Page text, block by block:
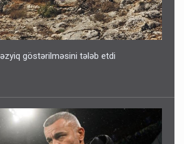
göstərilməsini tələb etdi